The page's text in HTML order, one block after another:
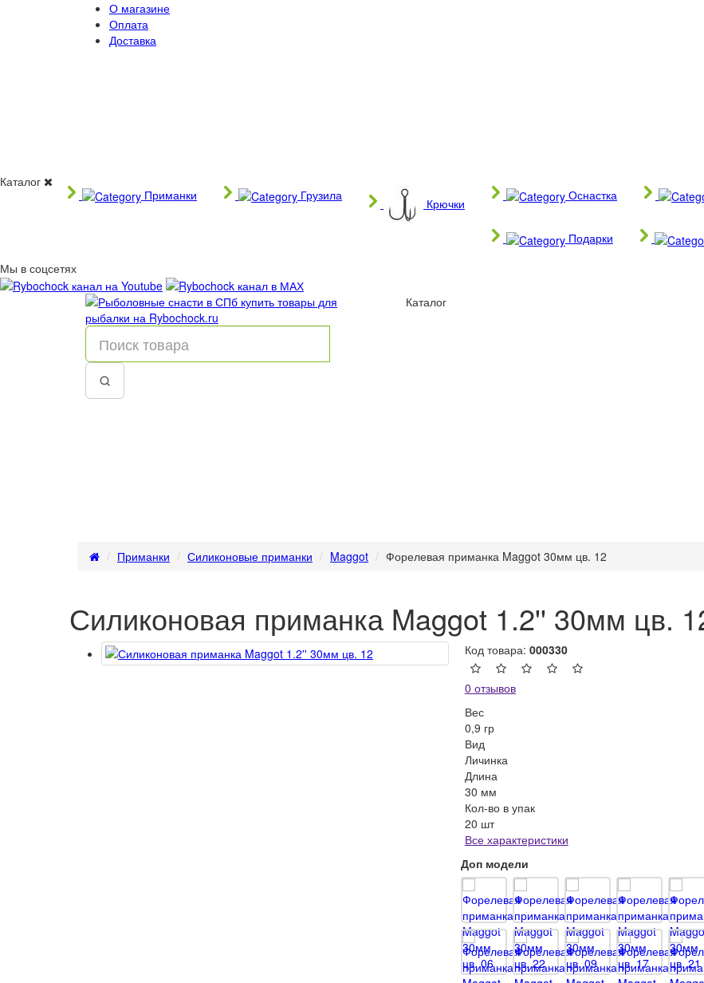
О магазине
Оплата
Доставка
Каталог
Приманки
Грузила
Крючки
Оснастка
Подарки
Мы в соцсетях
Каталог
Приманки Силиконовые приманки Maggot Форелевая приманка Maggot 30мм цв. 12
Силиконовая приманка Maggot 1.2'' 30мм цв.
Код товара: 000330
0 отзывов
Вес
0,9 гр
Вид
Личинка
Длина
30 мм
Кол-во в упак
20 шт
Все характеристики
Доп модели